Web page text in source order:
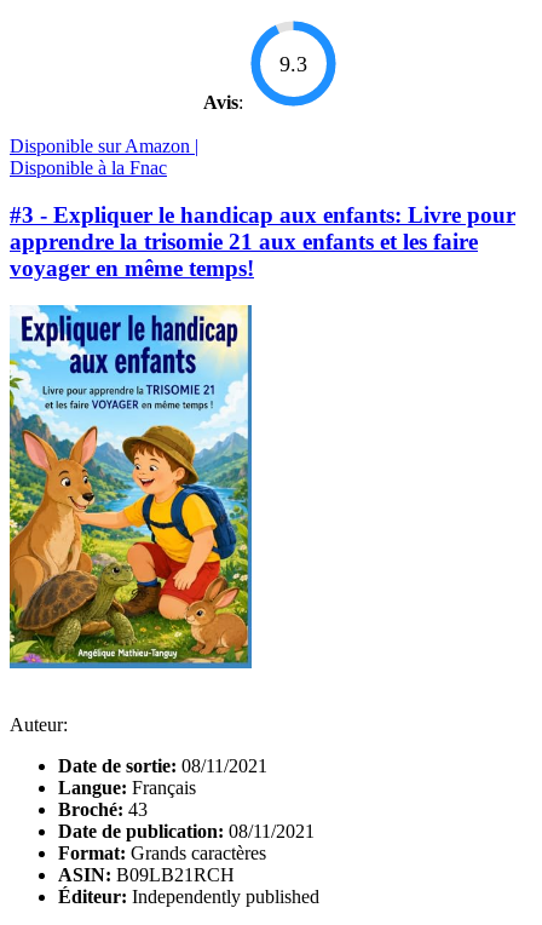
Avis:
9.3
Disponible sur Amazon |
Disponible à la Fnac
#3 - Expliquer le handicap aux enfants: Livre pour
apprendre la trisomie 21 aux enfants et les faire
voyager en même temps!
Auteur:
Date de sortie: 08/11/2021
Langue: Français
Broché: 43
Date de publication: 08/11/2021
Format: Grands caractères
ASIN: B09LB21RCH
Éditeur: Independently published